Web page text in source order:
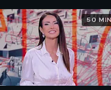
50 MIN